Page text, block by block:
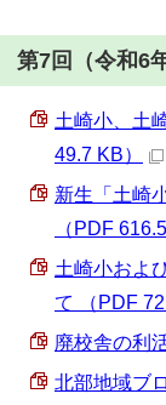
第7回（令和6
土崎小、土
49.7 KB）
新生「土崎
（PDF
土崎小およ
て （PDF
廃校舎の利
北部地域ブ